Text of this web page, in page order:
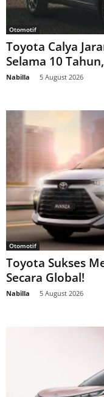
Otomotif
Toyota Calya
Selama 10
Nabilla 5 August 2026
Otomotif
Toyota Sukses
Secara Global!
Nabilla 5 August 2026